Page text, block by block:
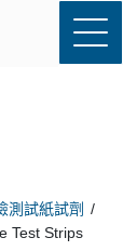
測試紙試劑
Test Strips